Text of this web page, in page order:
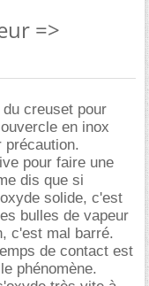
=>
creuset pour
en inox
précaution.
pour faire une
dis que si
solide, c'est
bulles de vapeur
c'est mal barré.
de contact est
phénomène.